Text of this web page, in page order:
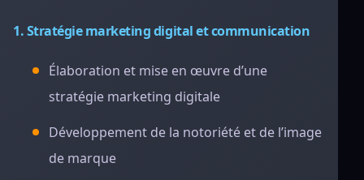
1. Stratégie marketing digital et communication
Élaboration et mise en œuvre d’une
stratégie marketing digitale
Développement de la notoriété et de l’image
de marque